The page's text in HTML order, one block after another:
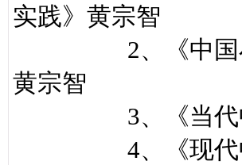
实践》黄宗智
2、《中国小农
黄宗智
3、《当代中国
4、《现代中国